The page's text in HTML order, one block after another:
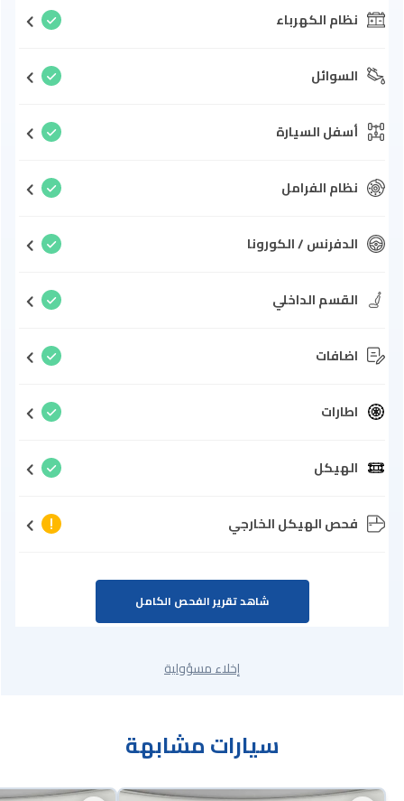
نظام الكهرباء
السوائل
أسفل السيارة
نظام الفرامل
الدفرنس / الكورونا
القسم الداخلي
اضافات
اطارات
الهيكل
فحص الهيكل الخارجي
شاهد تقرير الفحص الكامل
إخلاء مسؤولية
سيارات مشابهة